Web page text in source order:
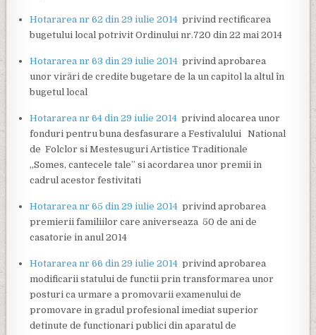
Hotararea nr 62 din 29 iulie 2014 privind rectificarea
bugetului local potrivit Ordinului nr.720 din 22 mai 2014
Hotararea nr 63 din 29 iulie 2014 privind aprobarea
unor virări de credite bugetare de la un capitol la altul în
bugetul local
Hotararea nr 64 din 29 iulie 2014 privind alocarea unor
fonduri pentru buna desfasurare a Festivalului National
de Folclor si Mestesuguri Artistice Traditionale
„Somes, cantecele tale” si acordarea unor premii in
cadrul acestor festivitati
Hotararea nr 65 din 29 iulie 2014 privind aprobarea
premierii familiilor care aniverseaza 50 de ani de
casatorie in anul 2014
Hotararea nr 66 din 29 iulie 2014 privind aprobarea
modificarii statului de functii prin transformarea unor
posturi ca urmare a promovarii examenului de
promovare in gradul profesional imediat superior
detinute de functionari publici din aparatul de